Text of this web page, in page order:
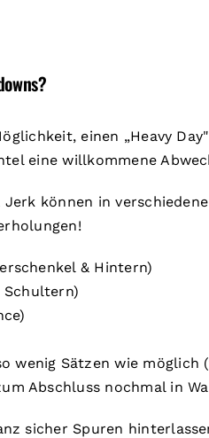
einen „Heavy
eine willkommene
können in
& Hintern)
wenig Sätzen wie
Abschluss nochmal in
sicher Spuren